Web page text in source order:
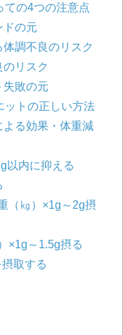
ての4つの注意点
ドの元
調不良のリスク
リスク
失敗の元
ットの正しい方法
る効果・体重減
以内に抑える
（㎏）×1g～2g摂
×1g～1.5g摂る
取する